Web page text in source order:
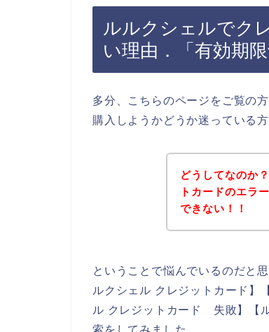
ルルクシェルでク
い理由．「有効期限
多分、こちらのページをご覧の
購入しようかどうか迷っている
どうしてなのか
トカードのエラ
できない！！
ということで悩んでいるのだと
ルクシェル クレジットカード
ル クレジットカード 失敗】【